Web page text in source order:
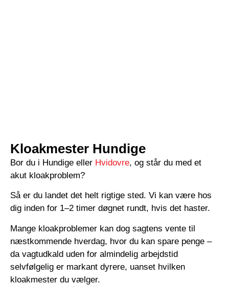
Kloakmester Hundige
Bor du i Hundige eller Hvidovre, og står du med et
akut kloakproblem?
Så er du landet det helt rigtige sted. Vi kan være hos
dig inden for 1–2 timer døgnet rundt, hvis det haster.
Mange kloakproblemer kan dog sagtens vente til
næstkommende hverdag, hvor du kan spare penge –
da vagtudkald uden for almindelig arbejdstid
selvfølgelig er markant dyrere, uanset hvilken
kloakmester du vælger.